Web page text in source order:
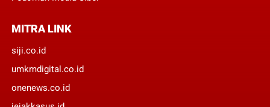
MITRA LINK
siji.co.id
umkmdigital.co.id
onenews.co.id